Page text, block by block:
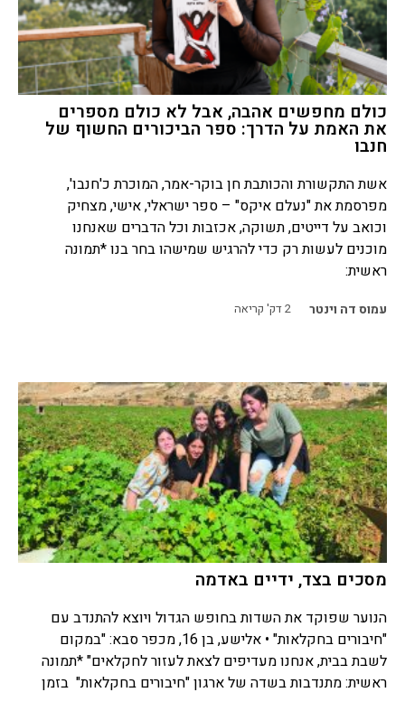
כולם מחפשים אהבה, אבל לא כולם מספרים
את האמת על הדרך: ספר הביכורים החשוף של
חנבו
אשת התקשורת והכותבת חן בוקר-אמר, המוכרת כ'חנבו',
מפרסמת את "נעלם איקס" – ספר ישראלי, אישי, מצחיק
וכואב על דייטים, תשוקה, אכזבות וכל הדברים שאנחנו
מוכנים לעשות רק כדי להרגיש שמישהו בחר בנו *תמונה
ראשית:
עמוס דה וינטר 2דק' קריאה
מסכים בצד, ידיים באדמה
הנוער שפוקד את השדות בחופש הגדול ויוצא להתנדב עם
"חיבורים בחקלאות" • אלישע, בן 16, מכפר סבא: "במקום
לשבת בבית, אנחנו מעדיפים לצאת לעזור לחקלאים" *תמונה
ראשית: מתנדבות בשדה של ארגון "חיבורים בחקלאות" בזמן